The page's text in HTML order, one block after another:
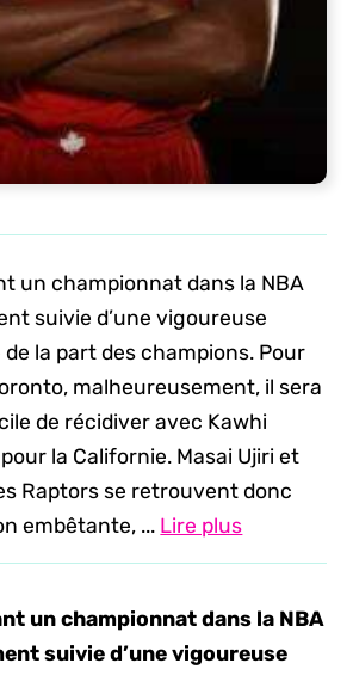
un championnat dans la NBA
suivie d’une vigoureuse
la part des champions. Pour
malheureusement, il sera
de récidiver avec Kawhi
la Californie. Masai Ujiri et
Raptors se retrouvent donc
embêtante, ... Lire plus
un championnat dans la NBA
suivie d’une vigoureuse